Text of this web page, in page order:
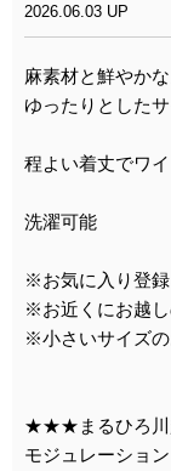
2026.06.03 UP
麻素材と鮮やか
ゆったりとした
程よい着丈でワ
洗濯可能
※お気に入り登
※お近くにお越
※小さいサイズ
★★★まるひろ
モジュレーション